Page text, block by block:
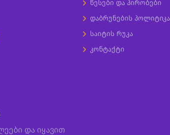
წესები და პირობები
დაბრუნების პოლიტიკა
საიტის რუკა
კონტაქტი
და იყავით